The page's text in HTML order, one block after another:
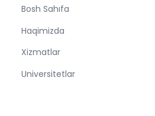
Bosh Sahıfa
Haqimizda
Xizmatlar
Universitetlar